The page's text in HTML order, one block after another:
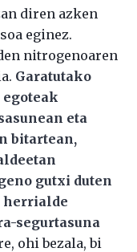
diren azken
eginez.
nitrogenoaren
Garatutako
eta
bitartean,
gutxi duten
herrialde
segurtasuna
ohi bezala, bi